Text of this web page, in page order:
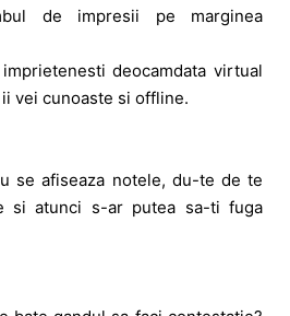
de impresii pe marginea
deocamdata virtual
vei cunoaste si offline.
se afiseaza notele, du-te de te
si atunci s-ar putea sa-ti fuga